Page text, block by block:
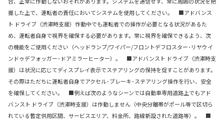
握した上で、運転者の責任においてシステムを使用してください。 ■アドバンス
ト ドライブ（渋滞時支援）作動中でも運転者での操作が必要となる状況があるた
め、運転者自身で視界を確保する必要があります。常に視界を確保できるよう、次
の機能をご使用ください（ヘッドランプ/ワイパー/フロントデフロスター･リヤウイ
ンドゥデフォッガー･ドアミラーヒーター）。 ■アドバンスト ドライブ（渋滞時支
援）は状況に応じてディスプレイ表示でステアリングの保持を促すことがあります。
その際はただちに運転者自身でアクセル･ブレーキ･ステアリング操作を行い、安全
を確保してください。 ■例えば次のようなシーンでは自動車専用道路上でもアド
バンスト ドライブ（渋滞時支援）は作動しません（中央分離帯がポール等で区切ら
れている暫定供用区間、サービスエリア、料金所、路線新設された道路等）。 ■